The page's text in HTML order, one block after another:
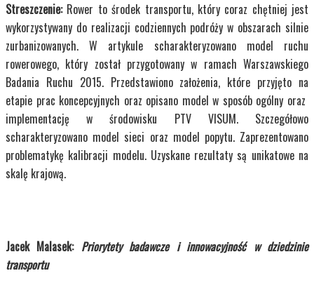
Streszczenie:Rower to środek transportu, który coraz chętniej jest
wykorzystywany do realizacji codziennych podróży w obszarach silnie
zurbanizowanych. W artykule scharakteryzowano model ruchu
rowerowego, który został przygotowany w ramach Warszawskiego
Badania Ruchu 2015. Przedstawiono założenia, które przyjęto na
etapie prac koncepcyjnych oraz opisano model w sposób ogólny oraz
implementację w środowisku PTV VISUM. Szczegółowo
scharakteryzowano model sieci oraz model popytu. Zaprezentowano
problematykę kalibracji modelu. Uzyskane rezultaty są unikatowe na
skalę krajową.
Jacek Malasek: Priorytety badawcze i innowacyjność w dziedzinie
transportu